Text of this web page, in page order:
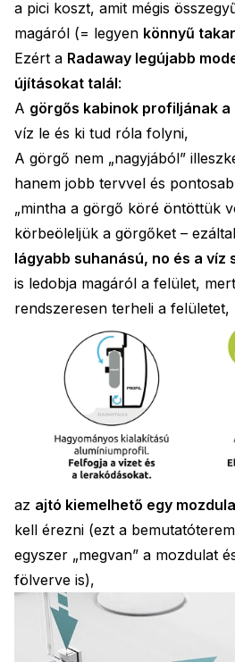
a pici koszt, amit mégis
magáról (= legyen könnyű
Ezért a Radaway legújabb
újításokat talál:
A görgős kabinok profiljának a
víz le és ki tud róla folyni,
A görgő nem „nagyjából”
hanem jobb tervvel és
„mintha a görgő köré öntöttük
körbeöleljük a görgőket –
lágyabb suhanású, no és a víz
is ledobja magáról a felület,
rendszeresen terheli a felületet,
az ajtó kiemelhető egy
kell érezni (ezt a
egyszer „megvan” a mozdulat
fölverve is),